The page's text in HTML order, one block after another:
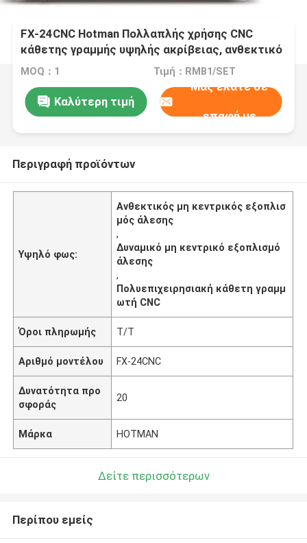
FX-24CNC Hotman Πολλαπλής χρήσης CNC
κάθετης γραμμής υψηλής ακρίβειας, ανθεκτικό
δυναμικό μη κεντρικό εξοπλισμό γραμμής
MOQ：1 Τιμή：RMB1/SET
Καλύτερη τιμή
Μας ελάτε σε
επαφή με
Περιγραφή προϊόντων
Υψηλό φως:
Ανθεκτικός μη κεντρικός εξοπλισ
μός άλεσης
,
Δυναμικό μη κεντρικό εξοπλισμό
άλεσης
,
Πολυεπιχειρησιακή κάθετη γραμμ
ωτή CNC
Όροι πληρωμής Τ/Τ
Αριθμό μοντέλου FX-24CNC
Δυνατότητα προ
σφοράς
20
Μάρκα HOTMAN
Δείτε περισσότερων
Περίπου εμείς